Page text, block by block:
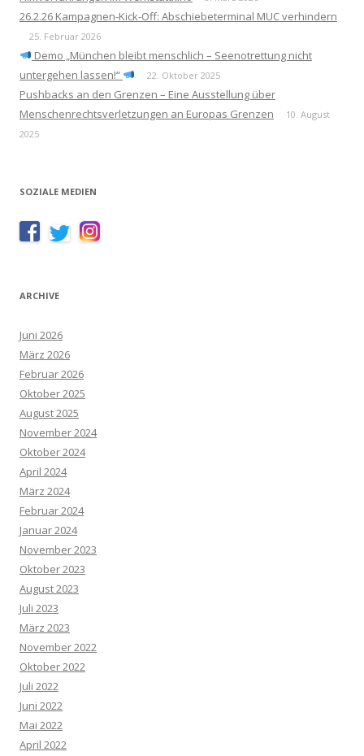
26.2.26 Kampagnen-Kick-Off: Abschiebeterminal MUC verhindern
25. Februar 2026
Demo „München bleibt menschlich – Seenotrettung nicht
untergehen lassen!“
22. Oktober 2025
Pushbacks an den Grenzen – Eine Ausstellung über
Menschenrechtsverletzungen an Europas Grenzen
10. August
2025
SOZIALE MEDIEN
ARCHIVE
Juni 2026
März 2026
Februar 2026
Oktober 2025
August 2025
November 2024
Oktober 2024
April 2024
März 2024
Februar 2024
Januar 2024
November 2023
Oktober 2023
August 2023
Juli 2023
März 2023
November 2022
Oktober 2022
Juli 2022
Juni 2022
Mai 2022
April 2022